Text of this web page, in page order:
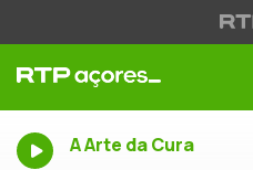
A Arte da Cura